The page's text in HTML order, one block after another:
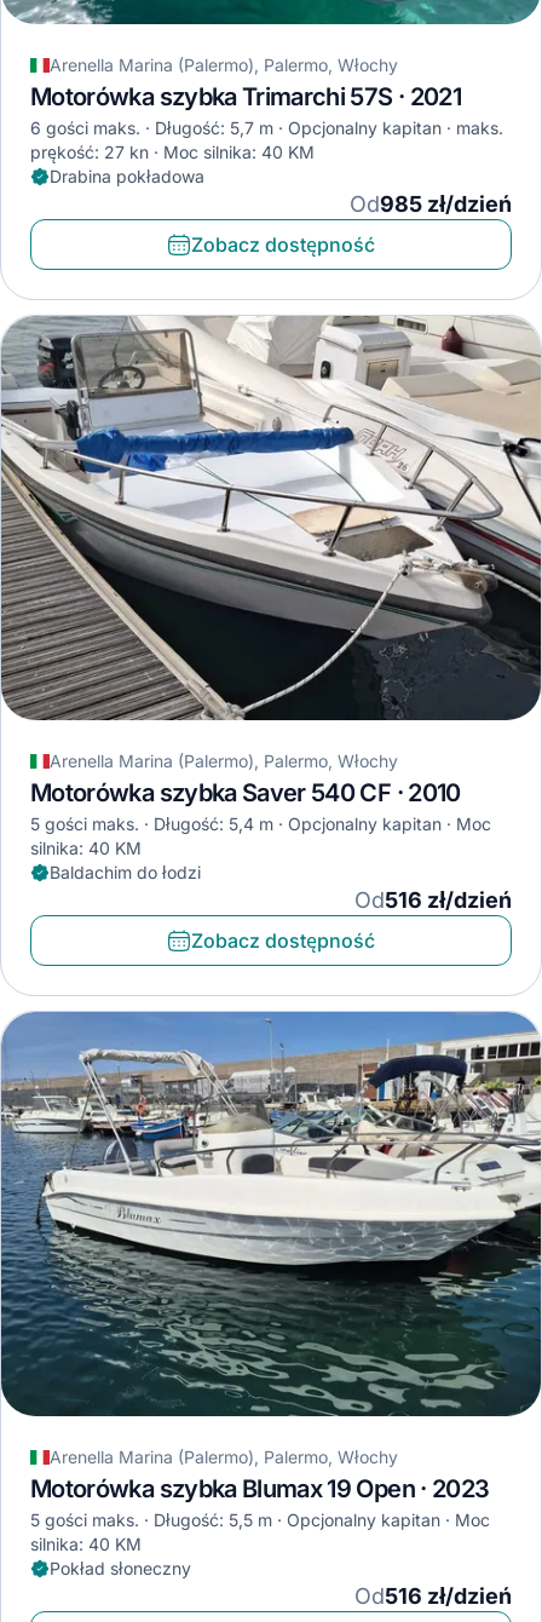
Arenella Marina (Palermo), Palermo, Włochy
Motorówka szybka Trimarchi 57S · 2021
6 gości maks. Długość: 5,7 m Opcjonalny kapitan
maks.
prękość: 27 kn
Moc silnika: 40 KM
Drabina pokładowa
Od985 zł/dzień
Zobacz dostępność
Arenella Marina (Palermo), Palermo, Włochy
Motorówka szybka Saver 540 CF · 2010
5 gości maks. Długość: 5,4 m Opcjonalny kapitan
Moc
silnika: 40 KM
Baldachim do łodzi
Od516 zł/dzień
Zobacz dostępność
Arenella Marina (Palermo), Palermo, Włochy
Motorówka szybka Blumax 19 Open · 2023
5 gości maks. Długość: 5,5 m Opcjonalny kapitan
Moc
silnika: 40 KM
Pokład słoneczny
Od516 zł/dzień